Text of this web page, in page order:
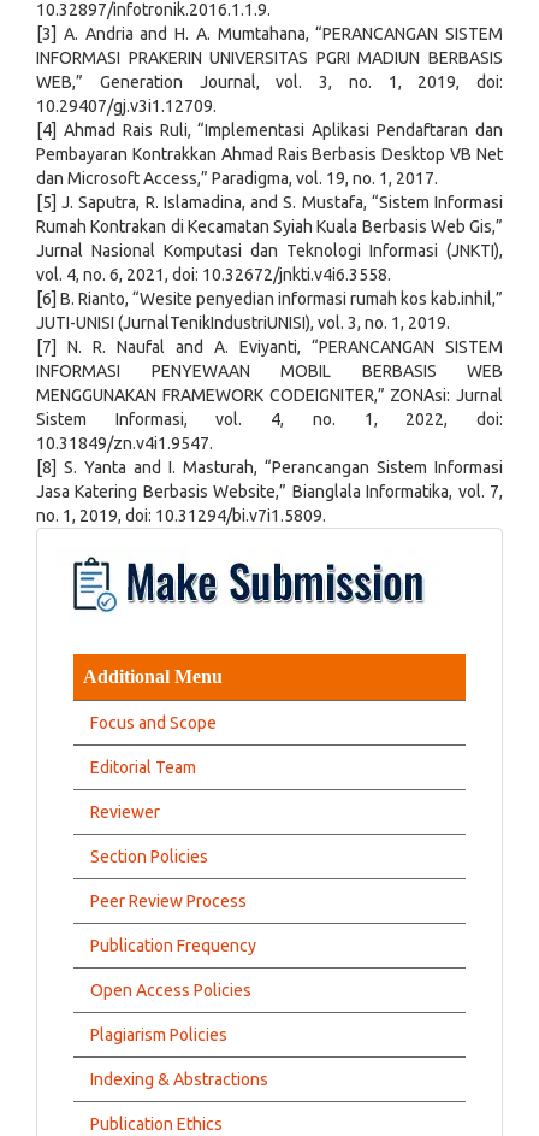
10.32897/infotronik.2016.1.1.9.
[3] A. Andria and H. A. Mumtahana, “PERANCANGAN SISTEM
INFORMASI PRAKERIN UNIVERSITAS PGRI MADIUN BERBASIS
WEB,” Generation Journal, vol. 3, no. 1, 2019, doi:
10.29407/gj.v3i1.12709.
[4] Ahmad Rais Ruli, “Implementasi Aplikasi Pendaftaran dan
Pembayaran Kontrakkan Ahmad Rais Berbasis Desktop VB Net
dan Microsoft Access,” Paradigma, vol. 19, no. 1, 2017.
[5] J. Saputra, R. Islamadina, and S. Mustafa, “Sistem Informasi
Rumah Kontrakan di Kecamatan Syiah Kuala Berbasis Web Gis,”
Jurnal Nasional Komputasi dan Teknologi Informasi (JNKTI),
vol. 4, no. 6, 2021, doi: 10.32672/jnkti.v4i6.3558.
[6] B. Rianto, “Wesite penyedian informasi rumah kos kab.inhil,”
JUTI-UNISI (JurnalTenikIndustriUNISI), vol. 3, no. 1, 2019.
[7] N. R. Naufal and A. Eviyanti, “PERANCANGAN SISTEM
INFORMASI PENYEWAAN MOBIL BERBASIS WEB
MENGGUNAKAN FRAMEWORK CODEIGNITER,” ZONAsi: Jurnal
Sistem Informasi, vol. 4, no. 1, 2022, doi:
10.31849/zn.v4i1.9547.
[8] S. Yanta and I. Masturah, “Perancangan Sistem Informasi
Jasa Katering Berbasis Website,” Bianglala Informatika, vol. 7,
no. 1, 2019, doi: 10.31294/bi.v7i1.5809.
Additional Menu
Focus and Scope
Editorial Team
Reviewer
Section Policies
Peer Review Process
Publication Frequency
Open Access Policies
Plagiarism Policies
Indexing & Abstractions
Publication Ethics